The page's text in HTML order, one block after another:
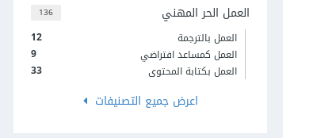
136 العمل الحر المهني
12
العمل بالترجمة
9
العمل كمساعد افتراضي
33
العمل بكتابة المحتوى
اعرض جميع التصنيفات